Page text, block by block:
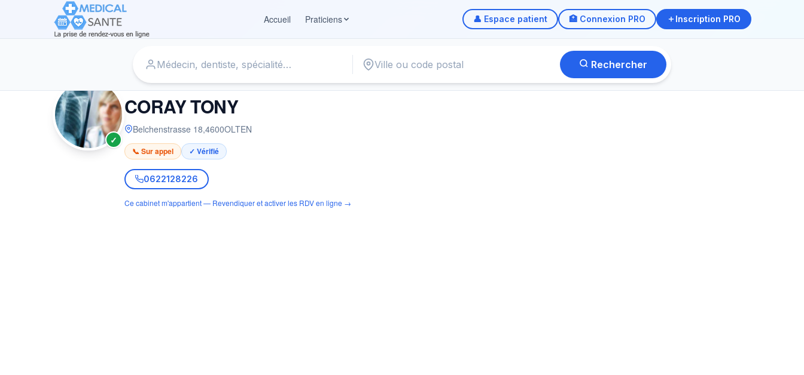
Accueil
Praticiens 👤 Espace patient 🏥 Connexion PRO Inscription PRO
Rechercher
✓
RADIOLOGUE
CORAY TONY
Belchenstrasse 18,4600OLTEN
📞 Sur appel ✓ Vérifié
0622128226
Ce cabinet m'appartient — Revendiquer et activer les RDV en ligne →